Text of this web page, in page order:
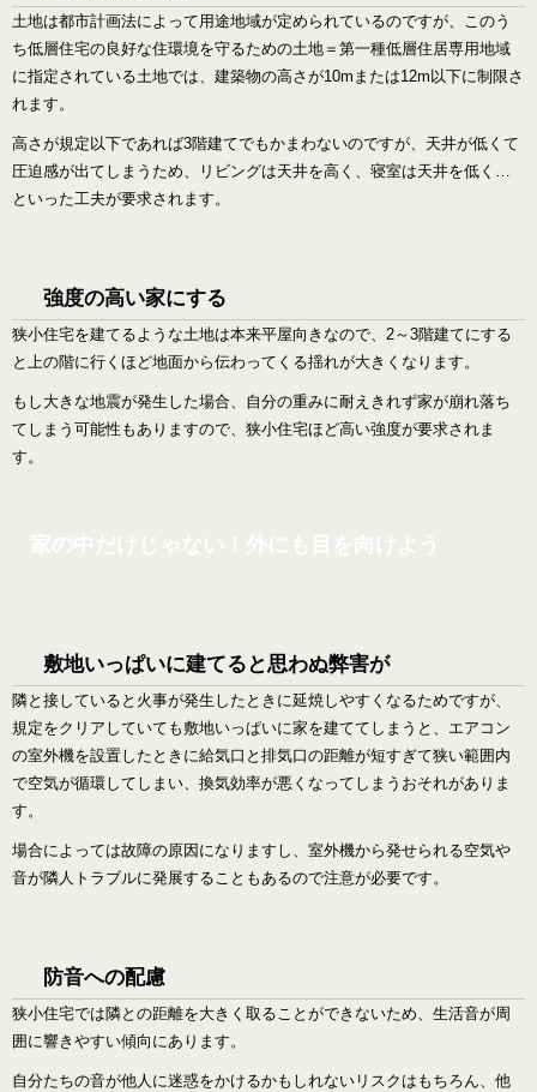
土地は都市計画法によって用途地域が定められているのですが、このう
ち低層住宅の良好な住環境を守るための土地＝第一種低層住居専用地域
に指定されている土地では、建築物の高さが10mまたは12m以下に制限さ
れます。
高さが規定以下であれば3階建てでもかまわないのですが、天井が低くて
圧迫感が出てしまうため、リビングは天井を高く、寝室は天井を低く…
といった工夫が要求されます。
強度の高い家にする
狭小住宅を建てるような土地は本来平屋向きなので、2～3階建てにする
と上の階に行くほど地面から伝わってくる揺れが大きくなります。
もし大きな地震が発生した場合、自分の重みに耐えきれず家が崩れ落ち
てしまう可能性もありますので、狭小住宅ほど高い強度が要求されま
す。
敷地いっぱいに建てると思わぬ弊害が
隣と接していると火事が発生したときに延焼しやすくなるためですが、
規定をクリアしていても敷地いっぱいに家を建ててしまうと、エアコン
の室外機を設置したときに給気口と排気口の距離が短すぎて狭い範囲内
で空気が循環してしまい、換気効率が悪くなってしまうおそれがありま
す。
場合によっては故障の原因になりますし、室外機から発せられる空気や
音が隣人トラブルに発展することもあるので注意が必要です。
防音への配慮
狭小住宅では隣との距離を大きく取ることができないため、生活音が周
囲に響きやすい傾向にあります。
自分たちの音が他人に迷惑をかけるかもしれないリスクはもちろん、他